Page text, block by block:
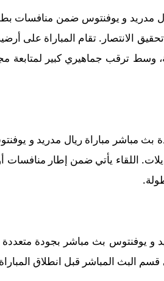
مدريد و يوفنتوس ضمن منافسات
22:00 بتوقيت مكة المكرمة، وسط ترقب جماهيري
مباشر مباراة ريال مدريد و
اللقاء يأتي ضمن إطار منافسات
و يوفنتوس بث مباشر بجودة
البث المباشر قبل انطلاق